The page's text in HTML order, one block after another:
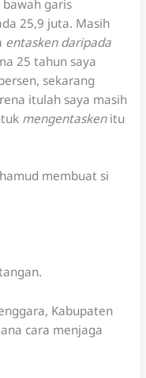
bawah garis
25,9 juta. Masih
entasken daripada
25 tahun saya
sekarang
itulah saya masih
mengentaskenitu
membuat si
Kabupaten
cara menjaga